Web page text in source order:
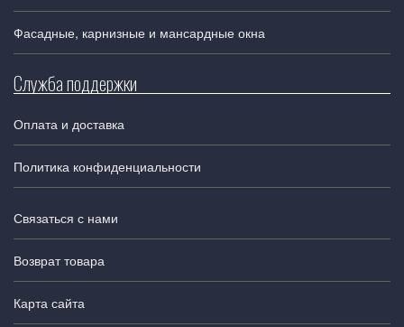
Фасадные, карнизные и мансардные окна
Служба поддержки
Оплата и доставка
Политика конфиденциальности
Связаться с нами
Возврат товара
Карта сайта